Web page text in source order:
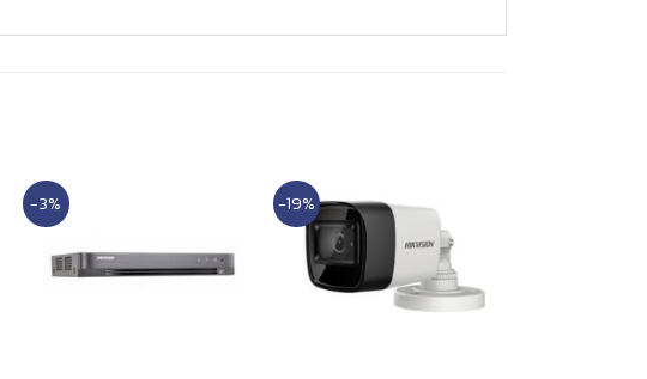
-3% -19%